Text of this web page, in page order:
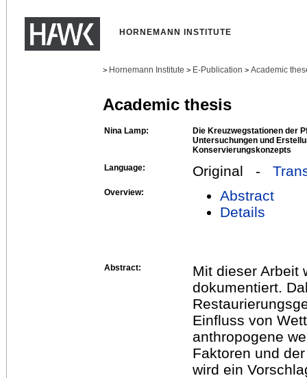
HORNEMANN INSTITUTE
> Hornemann Institute > E-Publication > Academic
Academic thesis
Nina Lamp:
Die Kreuzwegstationen der
Untersuchungen und
Konservierungskonzepts
Language:
Original -
Overview:
Abstract
Details
Abstract:
Mit dieser Arbeit
dokumentiert.
Einfluss von
anthropogene
Faktoren und
wird ein